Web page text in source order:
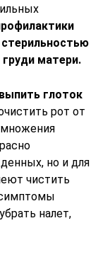
матери.
глоток
рот от
но и для
чистить
налет,